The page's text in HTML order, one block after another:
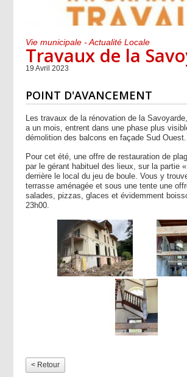
Vie municipale - Actualité Locale
Travaux de la
19 Avril 2023
POINT D'AVANCEMENT
Les travaux de la rénovation de la
a un mois, entrent dans une phase plus
démolition des balcons en façade Sud Ouest.
Pour cet été, une offre de restauration de
par le gérant habituel des lieux, sur la partie
derrière le local du jeu de boule.Vous y
terrasse aménagée et sous une tente une
salades, pizzas, glaces et évidemment
23h00.
< Retour